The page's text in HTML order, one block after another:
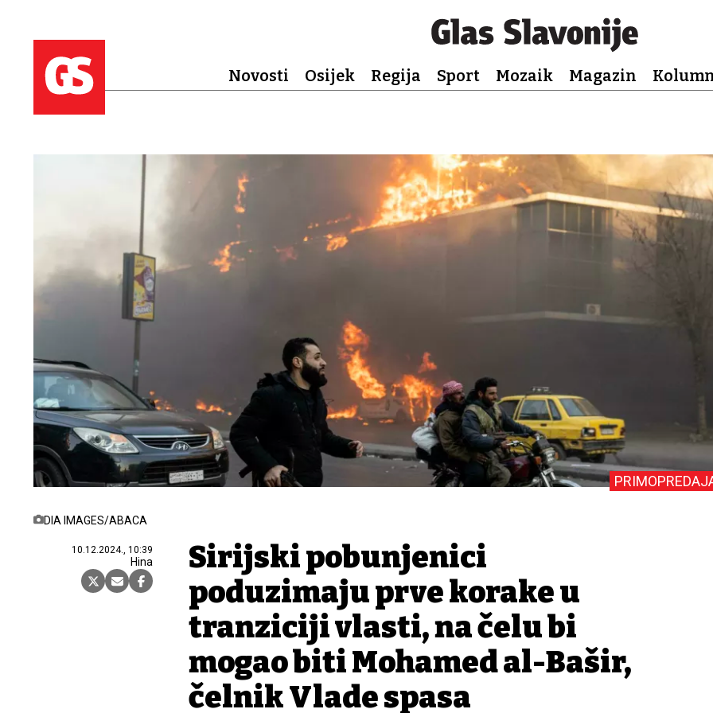
Novosti Osijek Regija Sport Mozaik Magazin
DIA IMAGES/ABACA
10.12.2024., 10:39
Hina
Sirijski pobunjenici
poduzimaju prve korake u
tranziciji vlasti, na čelu bi
mogao biti Mohamed al-Bašir,
čelnik Vlade spasa